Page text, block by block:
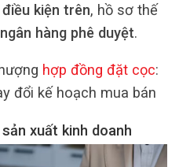
kiện trên, hồ sơ thế
hàng phê duyệt.
hợp đồng đặt cọc:
đổi kế hoạch mua bán
xuất kinh doanh